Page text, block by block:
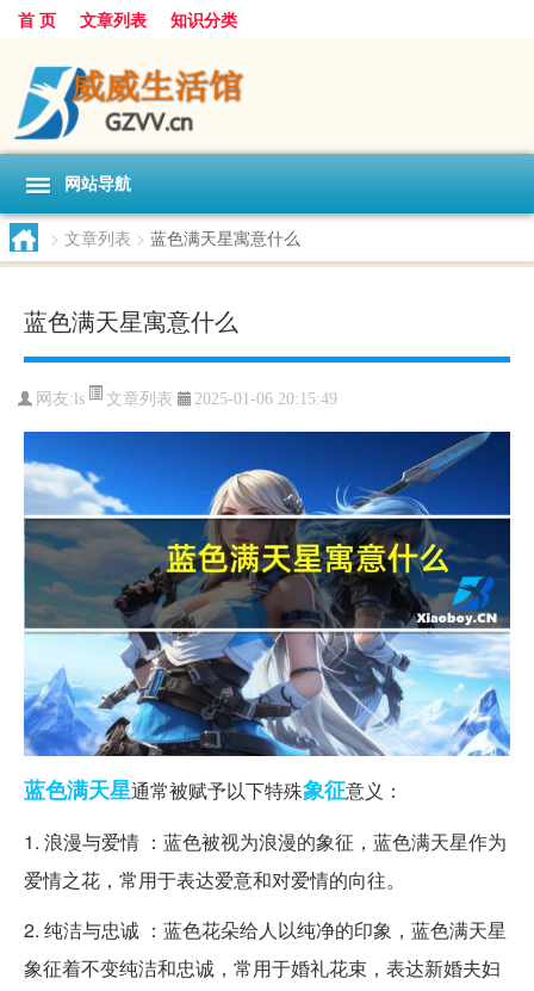
首 页 文章列表 知识分类
网站导航
> 文章列表 > 蓝色满天星寓意什么
蓝色满天星寓意什么
网友: ls 文章列表 2025-01-06 20:15:49
蓝色满天星通常被赋予以下特殊象征意义：
1. 浪漫与爱情 ：蓝色被视为浪漫的象征，蓝色满天星作为
爱情之花，常用于表达爱意和对爱情的向往。
2. 纯洁与忠诚 ：蓝色花朵给人以纯净的印象，蓝色满天星
象征着不变纯洁和忠诚，常用于婚礼花束，表达新婚夫妇